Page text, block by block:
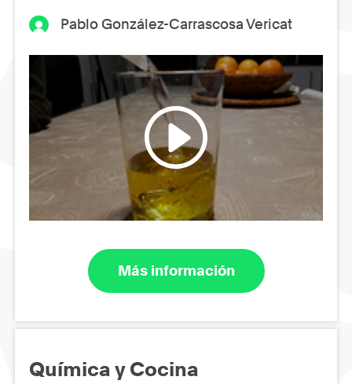
Pablo González-Carrascosa Vericat
Más información
Química y Cocina